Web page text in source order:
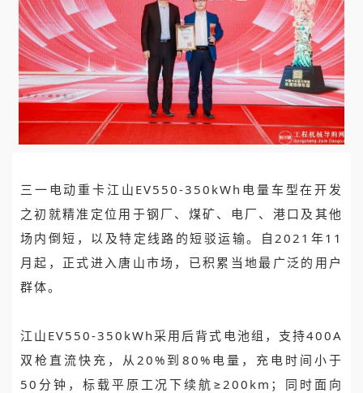
三一电动重卡江山EV550-350kWh电量车型在开发
之初就精准定位用于钢厂、煤矿、电厂、港口及其他
场内倒短，以及特定线路的短驳运输。自2021年11
月起，正式进入唐山市场，已积累当地最广泛的用户
群体。
江山EV550-350kWh采用后背式电池组，支持400A
双枪直流快充，从20%到80%电量，充电时间小于
50分钟，标载平原工况下续航≥200km；同时面向